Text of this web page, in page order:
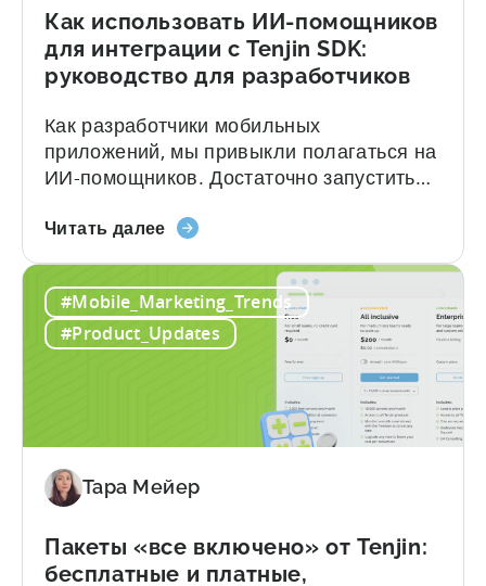
Fraud
Filters
Without
Leaving
Your
AI
Assistant
Как использовать ИИ-помощников
для интеграции с Tenjin SDK:
руководство для разработчиков
Как разработчики мобильных
приложений, мы привыкли полагаться на
ИИ-помощников. Достаточно запустить
описать, что вы хотите создать, — и
рабочий код. Но за этим удобством
скрывается цена: галлюцинации. В чём
же проблема? Когда вы просите LLM
интегрировать мобильный SDK, вы...
Читать далее«Как
помощников
для
интеграции
для
#Mobile_Marketing_Trends
#Product_Updates
Тара Мейер
Пакеты «все включено» от Tenjin:
бесплатные и платные,